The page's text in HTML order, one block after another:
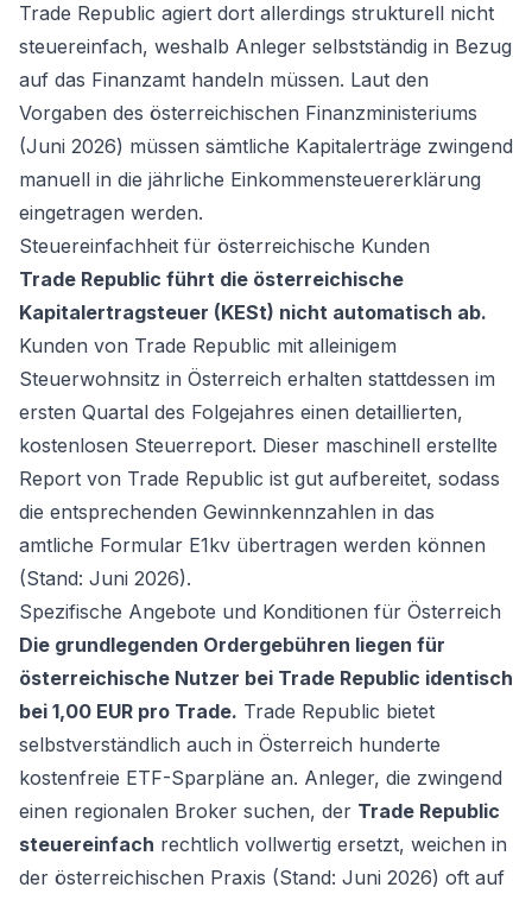
Trade Republic agiert dort allerdings strukturell nicht
steuereinfach, weshalb Anleger selbstständig in Bezug
auf das Finanzamt handeln müssen. Laut den
Vorgaben des österreichischen Finanzministeriums
(Juni 2026) müssen sämtliche Kapitalerträge zwingend
manuell in die jährliche Einkommensteuererklärung
eingetragen werden.
Steuereinfachheit für österreichische Kunden
Trade Republic führt die österreichische
Kapitalertragsteuer (KESt) nicht automatisch ab.
Kunden von Trade Republic mit alleinigem
Steuerwohnsitz in Österreich erhalten stattdessen im
ersten Quartal des Folgejahres einen detaillierten,
kostenlosen Steuerreport. Dieser maschinell erstellte
Report von Trade Republic ist gut aufbereitet, sodass
die entsprechenden Gewinnkennzahlen in das
amtliche Formular E1kv übertragen werden können
(Stand: Juni 2026).
Spezifische Angebote und Konditionen für Österreich
Die grundlegenden Ordergebühren liegen für
österreichische Nutzer bei Trade Republic identisch
bei 1,00 EUR pro Trade. Trade Republic bietet
selbstverständlich auch in Österreich hunderte
kostenfreie ETF-Sparpläne an. Anleger, die zwingend
einen regionalen Broker suchen, der Trade Republic
steuereinfach rechtlich vollwertig ersetzt, weichen in
der österreichischen Praxis (Stand: Juni 2026) oft auf